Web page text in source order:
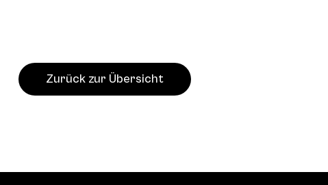
Zurück zur Übersicht